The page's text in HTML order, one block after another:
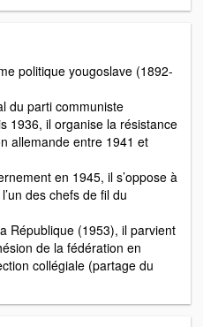
politique yougoslave (1892-
du parti communiste
1936, il organise la résistance
allemande entre 1941 et
en 1945, il s’oppose à
des chefs de fil du
République (1953), il parvient
de la fédération en
collégiale (partage du